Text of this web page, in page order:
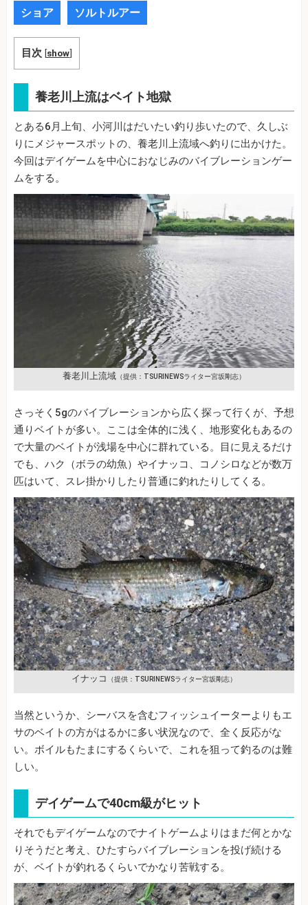
ショア ソルトルアー
目次 [show]
養老川上流はベイト地獄
とある6月上旬、小河川はだいたい釣り歩いたので、久しぶ
りにメジャースポットの、養老川上流域へ釣りに出かけた。
今回はデイゲームを中心におなじみのバイブレーションゲー
ムをする。
養老川上流域 （提供：TSURINEWSライター宮坂剛志）
さっそく5gのバイブレーションから広く探って行くが、予想
通りベイトが多い。ここは全体的に浅く、地形変化もあるの
で大量のベイトが浅場を中心に群れている。目に見えるだけ
でも、ハク（ボラの幼魚）やイナッコ、コノシロなどが数万
匹はいて、スレ掛かりしたり普通に釣れたりしてくる。
イナッコ （提供：TSURINEWSライター宮坂剛志）
当然というか、シーバスを含むフィッシュイーターよりもエ
サのベイトの方がはるかに多い状況なので、全く反応がな
い。ボイルもたまにするくらいで、これを狙って釣るのは難
しい。
デイゲームで40cm級がヒット
それでもデイゲームなのでナイトゲームよりはまだ何とかな
りそうだと考え、ひたすらバイブレーションを投げ続ける
が、ベイトが釣れるくらいでかなり苦戦する。